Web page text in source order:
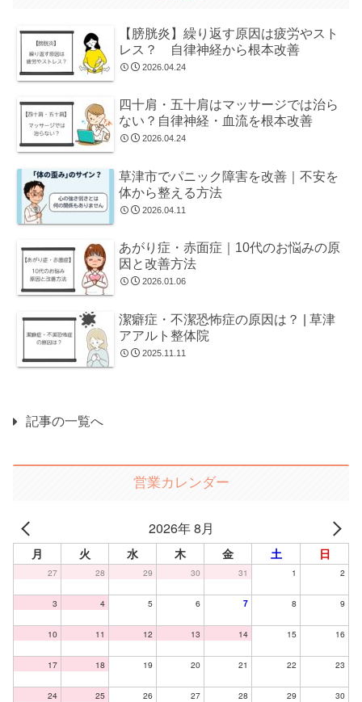
【膀胱炎】繰り返す原因は疲労やスト
レス？ 自律神経から根本改善
2026.04.24
四十肩・五十肩はマッサージでは治ら
ない？自律神経・血流を根本改善
2026.04.24
草津市でパニック障害を改善｜不安を
体から整える方法
2026.04.11
あがり症・赤面症｜10代のお悩みの原
因と改善方法
2026.01.06
潔癖症・不潔恐怖症の原因は？ | 草津
アアルト整体院
2025.11.11
記事の一覧へ
営業カレンダー
2026年 8月
月 火 水 木 金 土 日
27 28 29 30 31 1 2
3 4 5 6 7 8 9
10 11 12 13 14 15 16
17 18 19 20 21 22 23
24 25 26 27 28 29 30